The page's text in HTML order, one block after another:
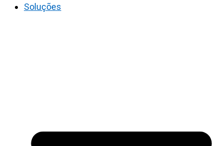
Soluções